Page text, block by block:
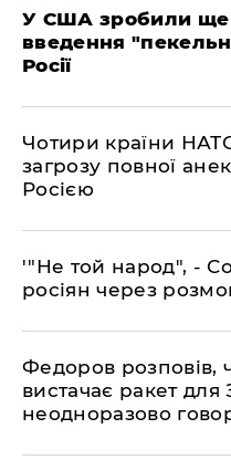
​У США зробили ще
введення
Росії
​Чотири країни
загрозу повної
Росією
​'"Не той народ", -
росіян через
​Федоров розповів,
вистачає ракет
неодноразово